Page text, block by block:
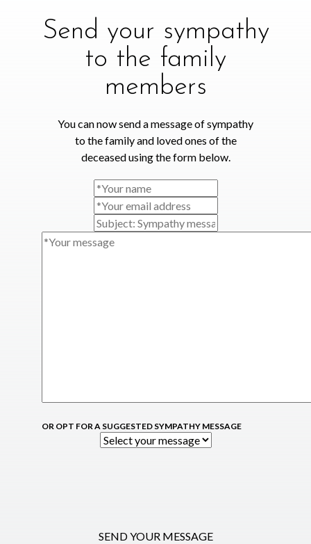
Send your sympathy
to the family
members
You can now send a message of sympathy
to the family and loved ones of the
deceased using the form below.
OR OPT FOR A SUGGESTED SYMPATHY MESSAGE
SEND YOUR MESSAGE